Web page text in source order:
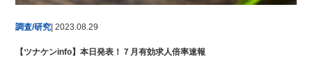
調査/研究 | 2023.08.29
【ツナケンinfo】本日発表！７月有効求人倍率速報